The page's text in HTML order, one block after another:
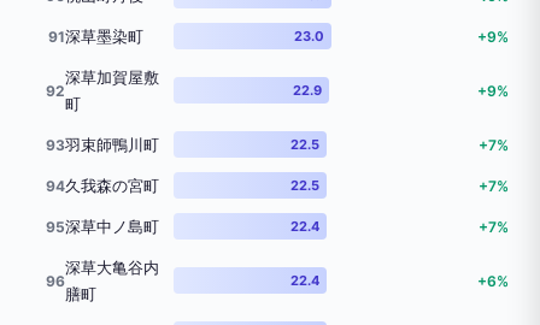
91深草墨染町 23.0 +9%
92
深草加賀屋敷
町
22.9 +9%
93羽束師鴨川町 22.5 +7%
94久我森の宮町 22.5 +7%
95深草中ノ島町 22.4 +7%
96
深草大亀谷内
膳町
22.4 +6%